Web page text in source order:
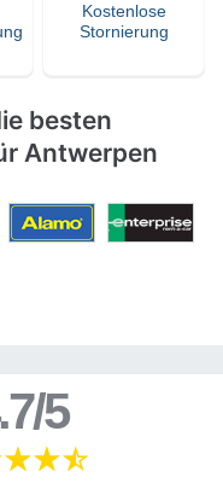
Kostenlose
Stornierung
besten
Antwerpen
5